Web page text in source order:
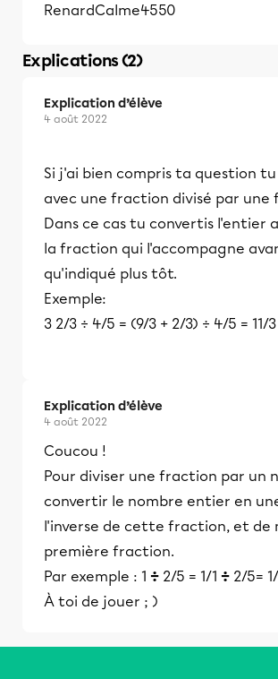
RenardCalme4550
Explications (2)
Explication d’élève
4 août 2022
Si j'ai bien compris ta question
avec une fraction divisé par une
Dans ce cas tu convertis l'entier
la fraction qui l'accompagne
qu'indiqué plus tôt.
Exemple:
3 2/3 ÷ 4/5 = (9/3 + 2/3) ÷ 4/5 = 11/
Explication d’élève
4 août 2022
Coucou !
Pour diviser une fraction par un
convertir le nombre entier en
l'inverse de cette fraction, et
première fraction.
Par exemple : 1 ÷ 2/5 = 1/1 ÷ 2/5=
À toi de jouer ; )